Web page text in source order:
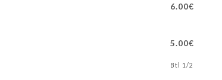
6.00€
5.00€
1/2 Btl